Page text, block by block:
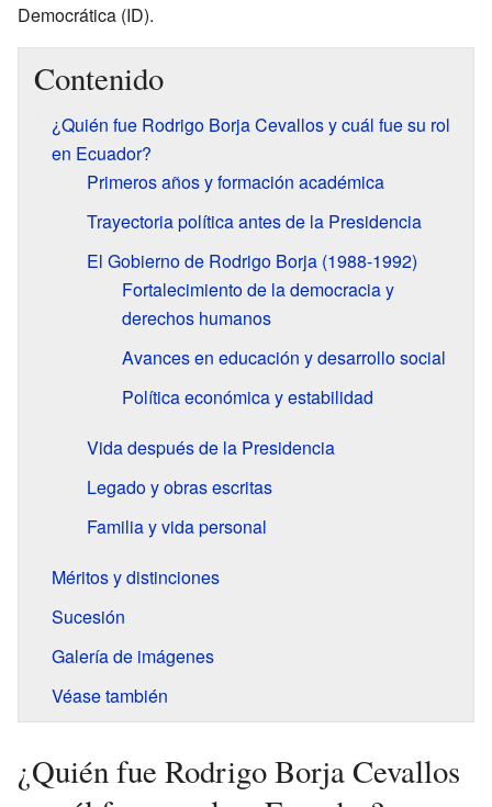
Democrática (ID).
Contenido
¿Quién fue Rodrigo Borja Cevallos y cuál fue su rol
en Ecuador?
Primeros años y formación académica
Trayectoria política antes de la Presidencia
El Gobierno de Rodrigo Borja (1988-1992)
Fortalecimiento de la democracia y
derechos humanos
Avances en educación y desarrollo social
Política económica y estabilidad
Vida después de la Presidencia
Legado y obras escritas
Familia y vida personal
Méritos y distinciones
Sucesión
Galería de imágenes
Véase también
¿Quién fue Rodrigo Borja Cevallos